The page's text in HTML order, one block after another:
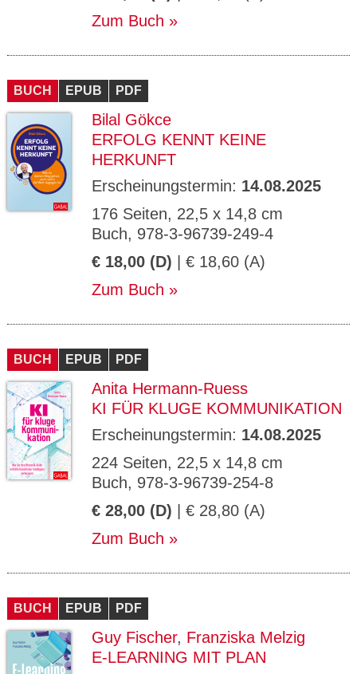
Zum Buch
BUCH EPUB PDF
Bilal Gökce
ERFOLG KENNT KEINE
HERKUNFT
Erscheinungstermin: 14.08.2025
176 Seiten, 22,5 x 14,8 cm
Buch, 978-3-96739-249-4
€ 18,00 (D) | € 18,60 (A)
Zum Buch
BUCH EPUB PDF
Anita Hermann-Ruess
KI FÜR KLUGE KOMMUNIKATION
Erscheinungstermin: 14.08.2025
224 Seiten, 22,5 x 14,8 cm
Buch, 978-3-96739-254-8
€ 28,00 (D) | € 28,80 (A)
Zum Buch
BUCH EPUB PDF
Guy Fischer, Franziska Melzig
E-LEARNING MIT PLAN